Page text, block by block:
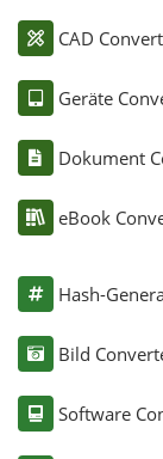
CAD
Geräte
Dokument
eBook
Hash-
Bild
Software